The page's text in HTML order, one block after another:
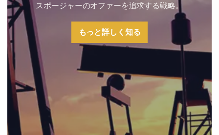
スポージャーのオファーを追求する戦略。
もっと詳しく知る